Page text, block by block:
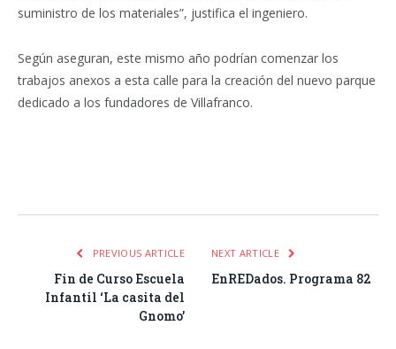
suministro de los materiales”, justifica el ingeniero.
Según aseguran, este mismo año podrían comenzar los
trabajos anexos a esta calle para la creación del nuevo parque
dedicado a los fundadores de Villafranco.
PREVIOUS ARTICLE
Fin de Curso Escuela
Infantil ‘La casita del
Gnomo’
NEXT ARTICLE
EnREDados. Programa 82